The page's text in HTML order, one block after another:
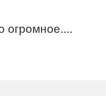
огромное....